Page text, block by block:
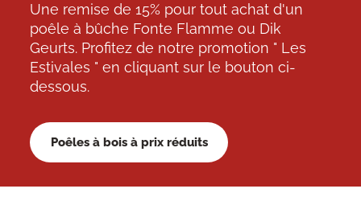
Une remise de 15% pour tout achat d'un
poêle à bûche Fonte Flamme ou Dik
Geurts. Profitez de notre promotion " Les
Estivales " en cliquant sur le bouton ci-
dessous.
Poêles à bois à prix réduits